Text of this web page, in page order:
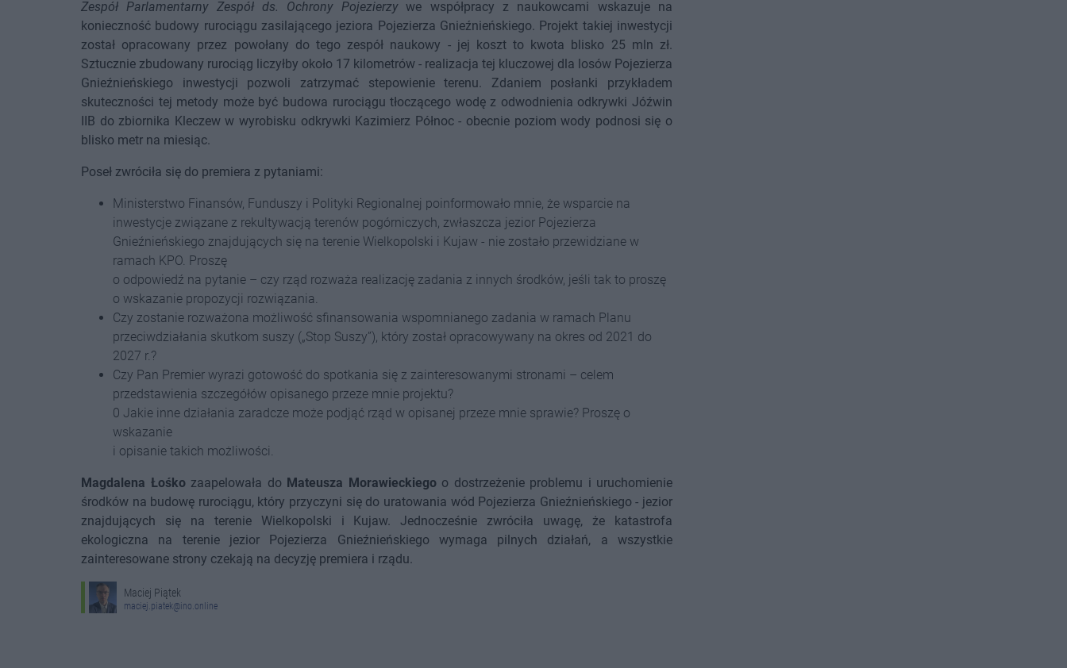
Zespół Parlamentarny Zespół ds. Ochrony Pojezierzywe współpracy z naukowcami wskazuje na
konieczność budowy rurociągu zasilającego jeziora Pojezierza Gnieźnieńskiego. Projekt takiej inwestycji
został opracowany przez powołany do tego zespół naukowy - jej koszt to kwota blisko 25 mln zł.
Sztucznie zbudowany rurociąg liczyłby około 17 kilometrów - realizacja tej kluczowej dla losów Pojezierza
Gnieźnieńskiego inwestycji pozwoli zatrzymać stepowienie terenu. Zdaniem posłanki przykładem
skuteczności tej metody może być budowa rurociągu tłoczącego wodę z odwodnienia odkrywki Jóźwin
IIB do zbiornika Kleczew w wyrobisku odkrywki Kazimierz Północ - obecnie poziom wody podnosi się o
blisko metr na miesiąc.
Poseł zwróciła się do premiera z pytaniami:
Ministerstwo Finansów, Funduszy i Polityki Regionalnej poinformowało mnie, że wsparcie na
inwestycje związane z rekultywacją terenów pogórniczych, zwłaszcza jezior Pojezierza
Gnieźnieńskiego znajdujących się na terenie Wielkopolski i Kujaw - nie zostało przewidziane w
ramach KPO. Proszę
o odpowiedź na pytanie – czy rząd rozważa realizację zadania z innych środków, jeśli tak to proszę
o wskazanie propozycji rozwiązania.
Czy zostanie rozważona możliwość sfinansowania wspomnianego zadania w ramach Planu
przeciwdziałania skutkom suszy („Stop Suszy”), który został opracowywany na okres od 2021 do
2027 r.?
Czy Pan Premier wyrazi gotowość do spotkania się z zainteresowanymi stronami – celem
przedstawienia szczegółów opisanego przeze mnie projektu?
0 Jakie inne działania zaradcze może podjąć rząd w opisanej przeze mnie sprawie? Proszę o
wskazanie
i opisanie takich możliwości.
Magdalena Łośkozaapelowała do Mateusza Morawieckiegoo dostrzeżenie problemu i uruchomienie
środków na budowę rurociągu, który przyczyni się do uratowania wód Pojezierza Gnieźnieńskiego - jezior
znajdujących się na terenie Wielkopolski i Kujaw. Jednocześnie zwróciła uwagę, że katastrofa
ekologiczna na terenie jezior Pojezierza Gnieźnieńskiego wymaga pilnych działań, a wszystkie
zainteresowane strony czekają na decyzję premiera i rządu.
Maciej Piątek
maciej.piatek@ino.online